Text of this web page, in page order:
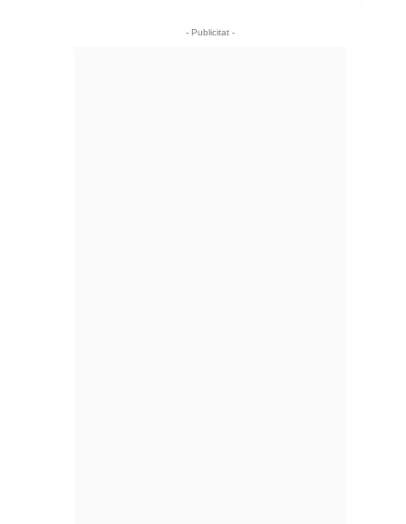
- Publicitat -